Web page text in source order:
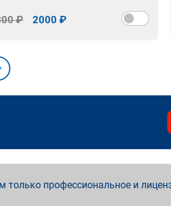
₽ 2000 ₽
профессиональное и